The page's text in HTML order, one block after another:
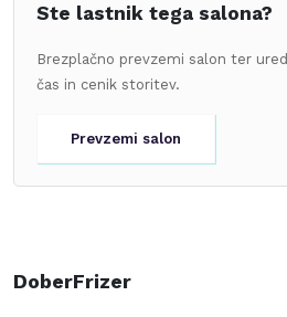
Ste lastnik tega salona?
Brezplačno prevzemi salon ter
čas in cenik storitev.
Prevzemi salon
DoberFrizer